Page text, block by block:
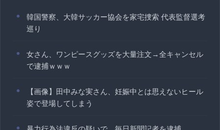
韓国警察、大韓サッカー協会を家宅捜索 代表監督選考
巡り
女さん、ワンピースグッズを大量注文→全キャンセル
で逮捕ｗｗｗ
【画像】田中みな実さん、妊娠中とは思えないヒール
姿で登場してしまう